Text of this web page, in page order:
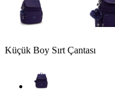
Küçük Boy Sırt Çantası